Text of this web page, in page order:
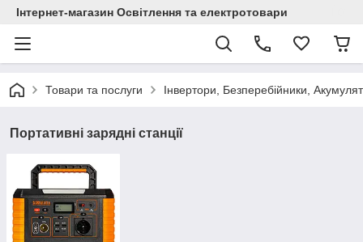
Інтернет-магазин Освітлення та електротовари
Товари та послуги Інвертори, Безперебійники,
Портативні зарядні станції